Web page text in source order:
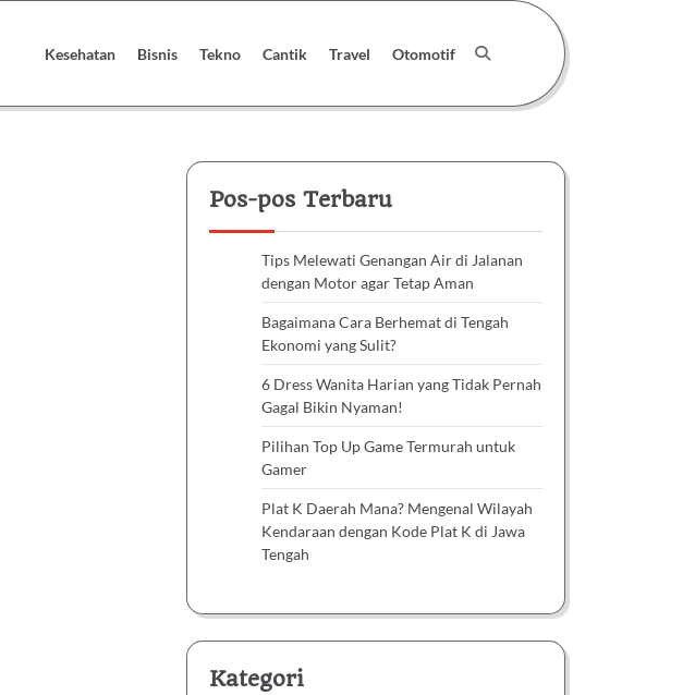
Kesehatan Bisnis Tekno Cantik Travel Otomotif
Pos-pos Terbaru
Tips Melewati Genangan Air di Jalanan
dengan Motor agar Tetap Aman
Bagaimana Cara Berhemat di Tengah
Ekonomi yang Sulit?
6 Dress Wanita Harian yang Tidak Pernah
Gagal Bikin Nyaman!
Pilihan Top Up Game Termurah untuk
Gamer
Plat K Daerah Mana? Mengenal Wilayah
Kendaraan dengan Kode Plat K di Jawa
Tengah
Kategori